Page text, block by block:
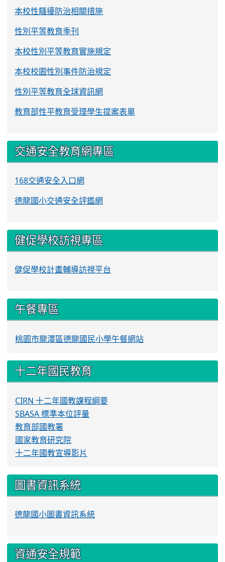
本校性騷擾防治相關措施
性別平等教育季刊
本校性別平等教育實施規定
本校校園性別事件防治規定
性別平等教育全球資訊網
教育部性平教育受理學生提案表單
交通安全教育網專區
168交通安全入口網
德龍國小交通安全評鑑網
健促學校訪視專區
健促學校計畫輔導訪視平台
午餐專區
桃園市龍潭區德龍國民小學午餐網站
十二年國民教育
CIRN 十二年國教課程綱要
SBASA 標準本位評量
教育部國教署
國家教育研究院
十二年國教宣導影片
圖書資訊系統
德龍國小圖書資訊系統
資通安全規範